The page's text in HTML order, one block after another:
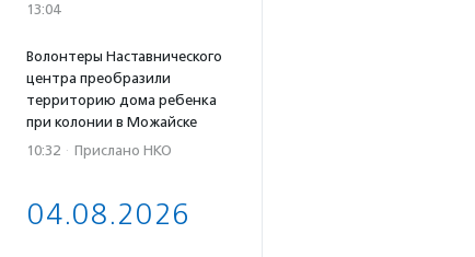
13:04
Волонтеры Наставнического
центра преобразили
территорию дома ребенка
при колонии в Можайске
10:32 · Прислано НКО
04.08.2026